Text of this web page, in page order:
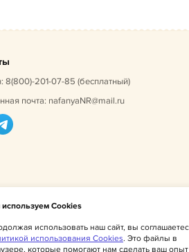
8(800)-201-07-85 (бесплатный)
почта: nafanyaNR@mail.ru
Cookies
использовать наш сайт, вы
использования Cookies. Это файлы в
которые помогают нам сделать ваш опыт